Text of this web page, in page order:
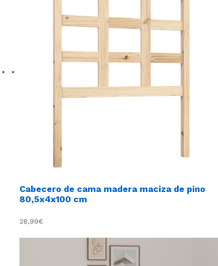
Cabecero de cama madera maciza de pino
80,5x4x100 cm
28,99€